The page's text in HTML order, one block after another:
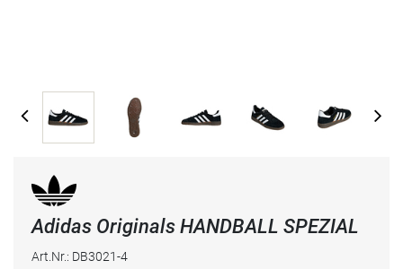
Adidas Originals HANDBALL SPEZIAL
Art.Nr.: DB3021-4